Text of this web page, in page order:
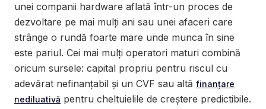
unei companii hardware aflată într-un proces de
dezvoltare pe mai mulți ani sau unei afaceri care
strânge o rundă foarte mare unde munca în sine
este pariul. Cei mai mulți operatori maturi combină
oricum sursele: capital propriu pentru riscul cu
adevărat nefinanțabil și un CVF sau altă finanțare
nediluativă pentru cheltuielile de creștere predictibile.